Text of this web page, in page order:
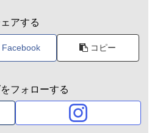
アする
Facebook コピー
フォローする